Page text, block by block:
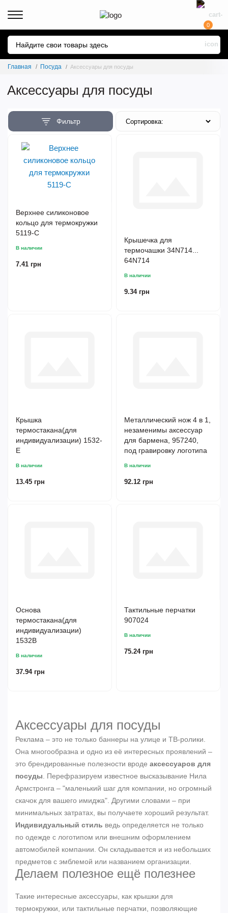
0
Главная Посуда Аксессуары для посуды
Аксессуары для посуды
Фильтр
Верхнее силиконовое
кольцо для термокружки
5119-C
В наличии
7.41 грн
Крышечка для
термочашки 34N714...
64N714
В наличии
9.34 грн
Крышка
термостакана(для
индивидуализации) 1532-
Е
В наличии
13.45 грн
Металлический нож 4 в 1,
незаменимы аксессуар
для бармена, 957240,
под гравировку логотипа
В наличии
92.12 грн
Основа
термостакана(для
индивидуализации)
1532B
В наличии
37.94 грн
Тактильные перчатки
907024
В наличии
75.24 грн
Аксессуары для посуды
Реклама – это не только баннеры на улице и ТВ-ролики.
Она многообразна и одно из её интересных проявлений –
это брендированные полезности вроде аксессуаров для
посуды . Перефразируем известное высказывание Нила
Армстронга – "маленький шаг для компании, но огромный
скачок для вашего имиджа". Другими словами – при
минимальных затратах, вы получаете хороший результат.
Индивидуальный стиль ведь определяется не только
по одежде с логотипом или внешним оформлением
автомобилей компании. Он складывается и из небольших
предметов с эмблемой или названием организации.
Делаем полезное ещё полезнее
Такие интересные аксессуары, как крышки для
термокружки, или тактильные перчатки, позволяющие